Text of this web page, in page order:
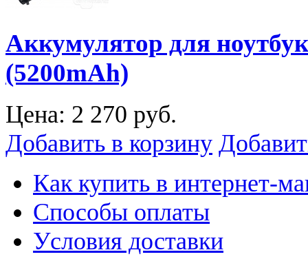
Аккумулятор для
(5200mAh)
Цена: 2 270 руб.
Добавить в корзину
Как купить в интернет-
Способы оплаты
Уcловия доставки